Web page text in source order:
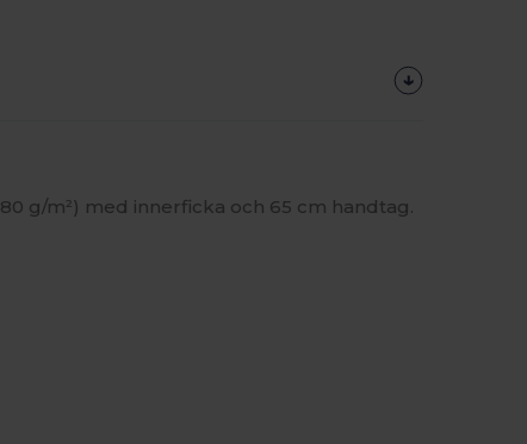
g/m²) med innerficka och 65 cm handtag.